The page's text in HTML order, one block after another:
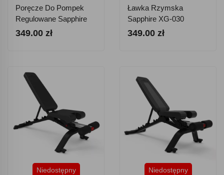
Poręcze Do Pompek
Regulowane Sapphire
XG-095
349.00 zł
Ławka Rzymska
Sapphire XG-030
349.00 zł
Niedostępny Niedostępny